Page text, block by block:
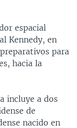
espacial
Kennedy, en
para
hacia la
incluye a dos
de
nacido en